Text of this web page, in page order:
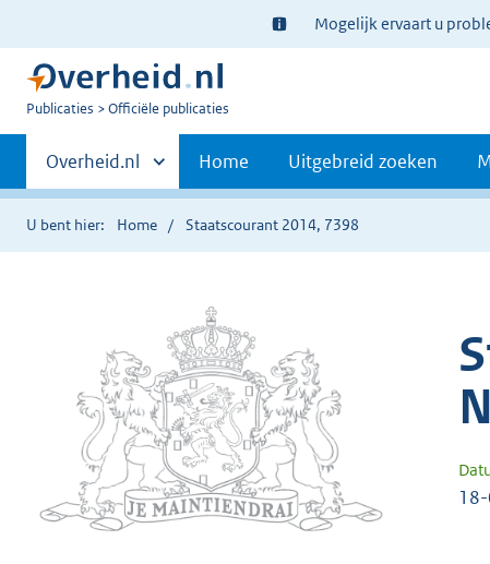
Ter
informatie:
Mogelijk ervaart u
U
Publicaties Officiële publicaties
Primaire
navigatie
Andere
sites
binnen
Overheid.nl Home Uitgebreid zoeken
U bent hier: Home Staatscourant 2014, 7398